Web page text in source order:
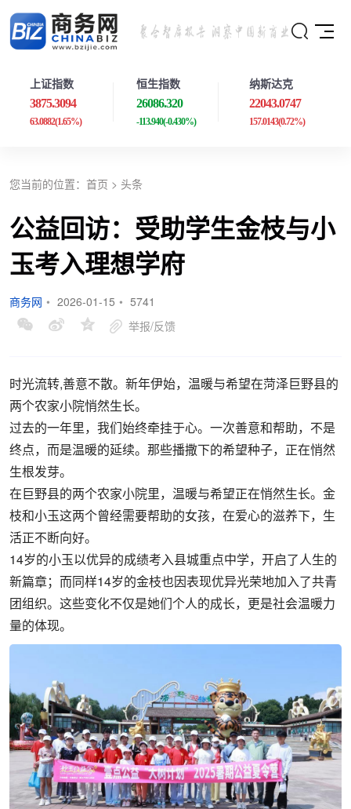
上证指数
3875.3094
63.0882(1.65%)
恒生指数
26086.320
-113.940(-0.430%)
纳斯达克
22043.0747
157.0143(0.72%)
您当前的位置： 首页 > 头条
公益回访：受助学生金枝与小
玉考入理想学府
商务网 • 2026-01-15 • 5741
举报/反馈
时光流转,善意不散。 新年伊始，温暖与希望在菏泽巨野县的
两个农家小院悄然生长。
过去的一年里，我们始终牵挂于心。一次善意和帮助，不是
终点，而是温暖的延续。那些播撒下的希望种子，正在悄然
生根发芽。
在巨野县的两个农家小院里，温暖与希望正在悄然生长。金
枝和小玉这两个曾经需要帮助的女孩，在爱心的滋养下，生
活正不断向好。
14岁的小玉以优异的成绩考入县城重点中学，开启了人生的
新篇章；而同样14岁的金枝也因表现优异光荣地加入了共青
团组织。这些变化不仅是她们个人的成长，更是社会温暖力
量的体现。